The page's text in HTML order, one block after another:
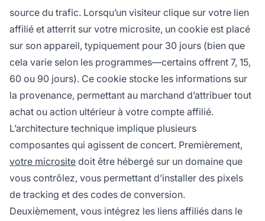
source du trafic. Lorsqu’un visiteur clique sur votre lien
affilié et atterrit sur votre microsite, un cookie est placé
sur son appareil, typiquement pour 30 jours (bien que
cela varie selon les programmes—certains offrent 7, 15,
60 ou 90 jours). Ce cookie stocke les informations sur
la provenance, permettant au marchand d’attribuer tout
achat ou action ultérieur à votre compte affilié.
L’architecture technique implique plusieurs
composantes qui agissent de concert. Premièrement,
votre microsite doit être hébergé sur un domaine que
vous contrôlez, vous permettant d’installer des pixels
de tracking et des codes de conversion.
Deuxièmement, vous intégrez les liens affiliés dans le